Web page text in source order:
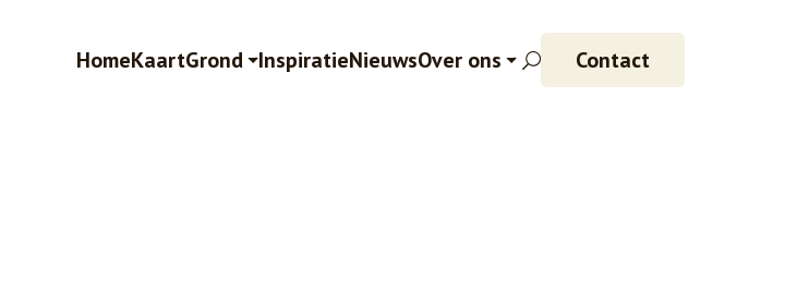
HomeKaartGrond InspiratieNieuwsOver ons Contact